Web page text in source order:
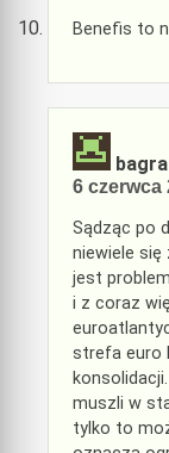
Benefis to
6 czerwca
Sądząc po
niewiele się
jest
i z coraz
strefa euro
muszli w
tylko to